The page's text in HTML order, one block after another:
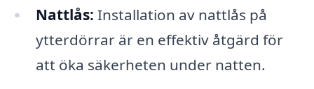
Nattlås: Installation av nattlås på
ytterdörrar är en effektiv åtgärd för
att öka säkerheten under natten.